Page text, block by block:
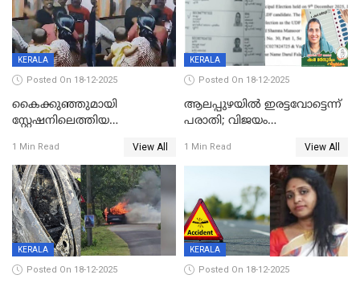
KERALA
Posted On 18-12-2025
കൈക്കുഞ്ഞുമായി
സ്റ്റേഷനിലെത്തിയ
കരണത്തടിച്ചു; CC ടിവി
ദൃശ്യങ്ങൾ പുറത്ത്
1 Min Read View All
KERALA
Posted On 18-12-2025
ആലപ്പുഴയിൽ ഇരട്ടവോട്ടെന്ന്
പരാതി; വിജയം
വാർഡിലെ എൽഡിഎഫ്
സ്ഥാനാർത്ഥി
1 Min Read View All
KERALA
Posted On 18-12-2025
KERALA
Posted On 18-12-2025